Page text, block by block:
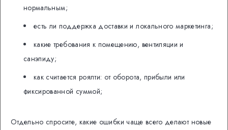
нормальным;
есть ли поддержка доставки и локального маркетинга;
какие требования к помещению, вентиляции и
санэпиду;
как считается роялти: от оборота, прибыли или
фиксированной суммой;
Отдельно спросите, какие ошибки чаще всего делают новые